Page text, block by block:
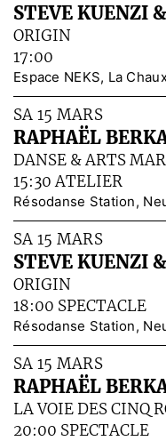
STEVE KUENZI
ORIGIN
17:00
Espace NEKS, La
SA 15 MARS
RAPHAËL
DANSE & ARTS
15:30 ATELIER
Résodanse Station,
SA 15 MARS
STEVE KUENZI
ORIGIN
18:00 SPECTACLE
Résodanse Station,
SA 15 MARS
RAPHAËL
LA VOIE DES CINQ
20:00 SPECTACLE